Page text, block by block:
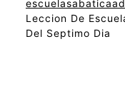
Leccion De
Del Septimo Dia